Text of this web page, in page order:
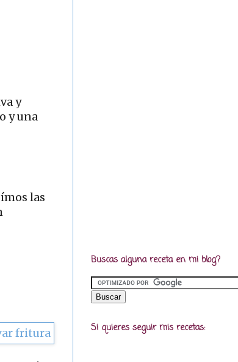
y
y una
las
Buscas alguna receta en mi blog?
Si quieres seguir mis recetas: